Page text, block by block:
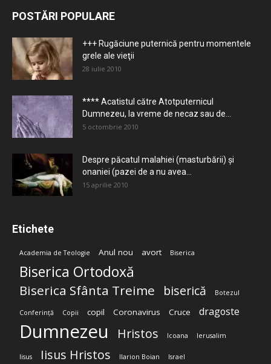
POSTĂRI POPULARE
+++ Rugăciune puternică pentru momentele
grele ale vieţii
28 iulie 2010
**** Acatistul către Atotputernicul
Dumnezeu, la vreme de necaz sau de...
5 octombrie 2010
Despre păcatul malahiei (masturbării) şi
onaniei (pazei de a nu avea...
15 aprilie 2010
Etichete
Academia de Teologie Anul nou avort Biserica
Biserica Ortodoxă
Biserica Sfânta Treime biserică Botezul
Conferință Copii copil Coronavirus Cruce dragoste
Dumnezeu Hristos Icoana Ierusalim
Iisus Iisus Hristos Ilarion Boian Israel